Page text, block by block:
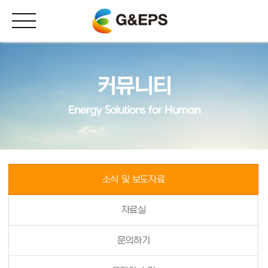
커뮤니티
Energy Solutions for Human
소식 및 보도자료
자료실
문의하기